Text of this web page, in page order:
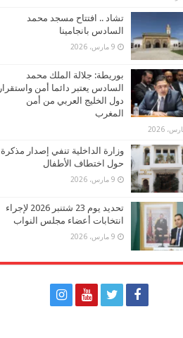
تشاد .. افتتاح مسجد محمد
السادس بانجامينا
9 مارس، 2026
بوريطة: جلالة الملك محمد
السادس يعتبر دائما أمن واستقرار
دول الخليج العربي من أمن
المغرب
وزارة الداخلية تنفي إصدار مذكرة
حول اختطاف الأطفال
9 مارس، 2026
تحديد يوم 23 شتنبر 2026 لإجراء
انتخابات أعضاء مجلس النواب
9 مارس، 2026